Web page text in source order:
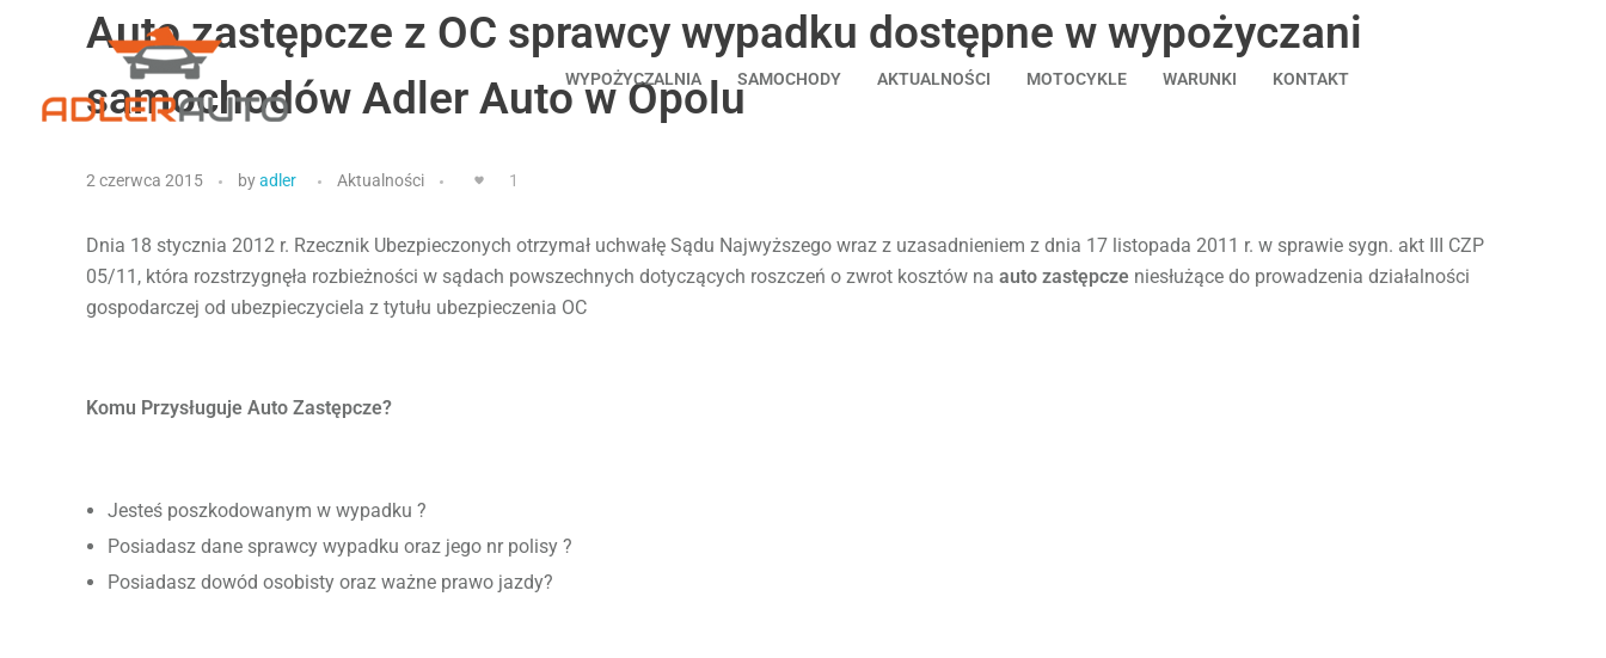
WYPOŻYCZALNIA SAMOCHODY AKTUALNOŚCI MOTOCYKLE WARUNKI KONTAKT
Auto zastępcze z OC sprawcy wypadku dostępne w wypożyczani
samochodów Adler Auto w Opolu
2 czerwca 2015 byadler Aktualności 1
Dnia 18 stycznia 2012 r. Rzecznik Ubezpieczonych otrzymał uchwałę Sądu Najwyższego wraz z uzasadnieniem z dnia 17 listopada 2011 r. w sprawie sygn. akt III CZP
05/11, która rozstrzygnęła rozbieżności w sądach powszechnych dotyczących roszczeń o zwrot kosztów na auto zastępcze niesłużące do prowadzenia działalności
gospodarczej od ubezpieczyciela z tytułu ubezpieczenia OC
Komu Przysługuje Auto Zastępcze?
Jesteś poszkodowanym w wypadku ?
Posiadasz dane sprawcy wypadku oraz jego nr polisy ?
Posiadasz dowód osobisty oraz ważne prawo jazdy?